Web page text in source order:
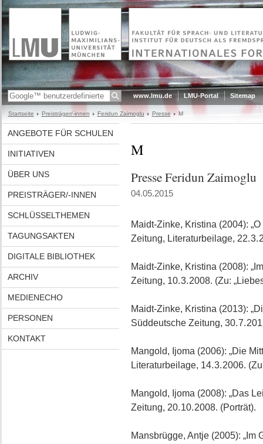
www.lmu.de LMU-Portal Sitemap
Startseite Preisträger/-innen Feridun Zaimoglu Presse M
ANGEBOTE FÜR SCHULEN
INITIATIVEN
ÜBER UNS
PREISTRÄGER/-INNEN
SCHLÜSSELTHEMEN
TAGUNGSAKTEN
DIGITALE BIBLIOTHEK
ARCHIV
MEDIENECHO
PERSONEN
KONTAKT
M
Presse Feridun Zaimoglu
04.05.2015
Maidt-Zinke, Kristina (2004):
Zeitung, Literaturbeilage, 22. 3.
Maidt-Zinke, Kristina (2008):
Zeitung, 10. 3. 2008. (Zu:
Maidt-Zinke, Kristina (2013):
Süddeutsche Zeitung, 30. 7.
Mangold, Ijoma (2006): „Die
Literaturbeilage, 14. 3. 2006.
Mangold, Ijoma (2008): „Das
Zeitung, 20. 10. 2008. (Porträt).
Mansbrügge, Antje (2005): „Im